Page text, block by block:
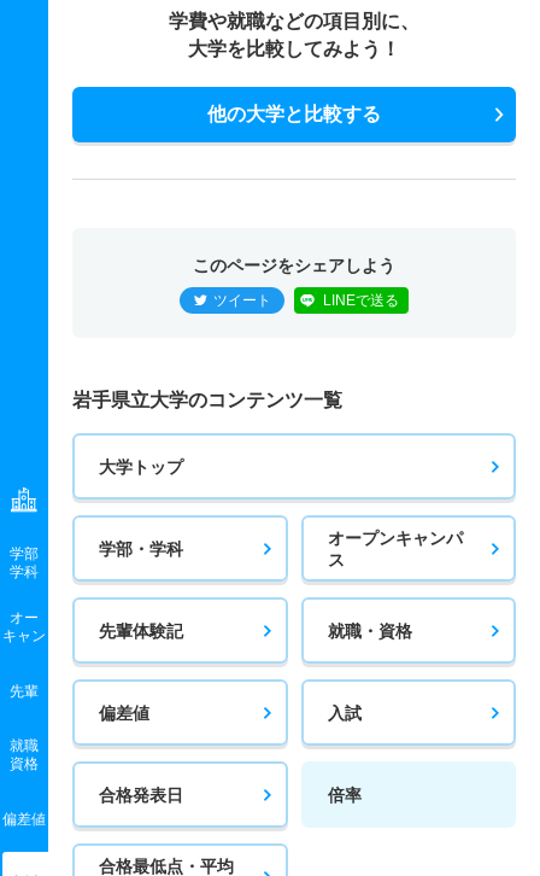
学部
学科
オー
キャン
先輩
就職
資格
偏差値
学費や就職などの項目別に、
大学を比較してみよう！
他の大学と比較する
このページをシェアしよう
ツイート LINEで送る
岩手県立大学のコンテンツ一覧
大学トップ
学部・学科
オープンキャンパ
ス
先輩体験記 就職・資格
偏差値 入試
合格発表日 倍率
合格最低点・平均